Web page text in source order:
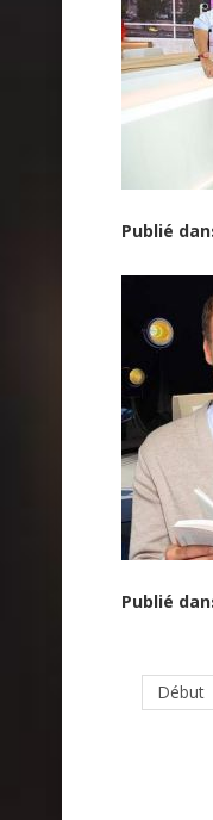
Publié
Publié
Début